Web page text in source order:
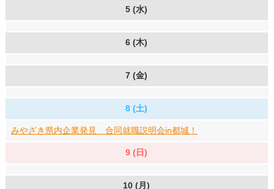
5 (水)
6 (木)
7 (金)
8 (土)
みやざき県内企業発見 合同就職説明会in都城！
9 (日)
10 (月)